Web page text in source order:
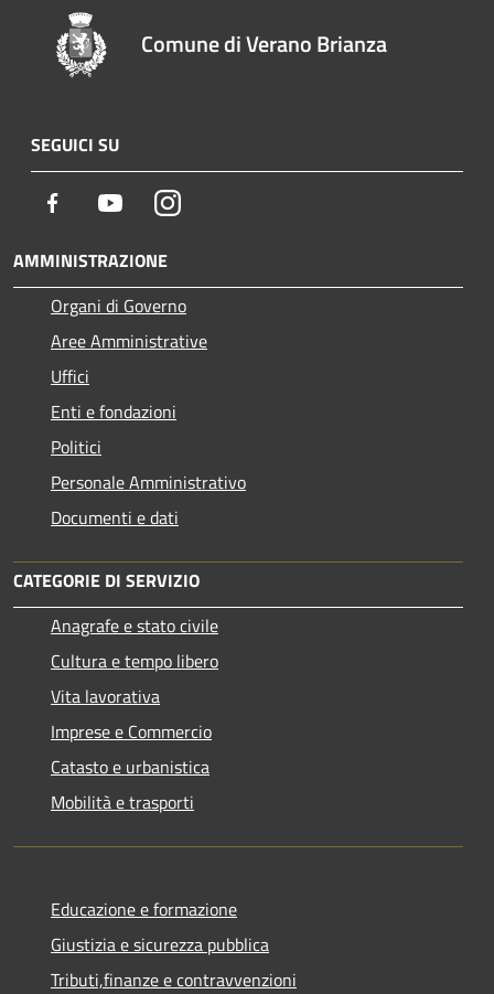
Comune di Verano Brianza
SEGUICI SU
Facebook YoutubeInstagram
AMMINISTRAZIONE
Organi di Governo
Aree Amministrative
Uffici
Enti e fondazioni
Politici
Personale Amministrativo
Documenti e dati
CATEGORIE DI SERVIZIO
Anagrafe e stato civile
Cultura e tempo libero
Vita lavorativa
Imprese e Commercio
Catasto e urbanistica
Mobilità e trasporti
Educazione e formazione
Giustizia e sicurezza pubblica
Tributi,finanze e contravvenzioni